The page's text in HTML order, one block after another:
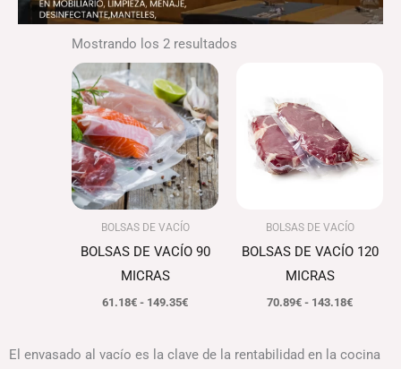
Mostrando los 2 resultados
BOLSAS DE VACÍO
BOLSAS DE VACÍO 90
MICRAS
61.18€ - 149.35€
Rango
de
precios:
desde
61.18€
hasta
149.35€
BOLSAS DE VACÍO
BOLSAS DE VACÍO 120
MICRAS
70.89€ - 143.18€
hasta
143.18€
El envasado al vacío es la clave de la rentabilidad en la cocina